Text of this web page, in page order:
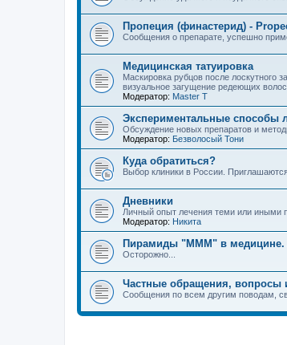
Пропеция (финастерид) -
Сообщения о препарате, успешно
Медицинская татуировка
Маскировка рубцов после лоскутного
визуальное загущение редеющих
Модератор: Master T
Экспериментальные способы
Обсуждение новых препаратов и
Модератор: Безволосый Тони
Куда обратиться?
Выбор клиники в России.
Дневники
Личный опыт лечения теми или иными
Модератор: Hикита
Пирамиды "МММ" в медицине.
Осторожно...
Частные обращения, вопросы
Сообщения по всем другим поводам,